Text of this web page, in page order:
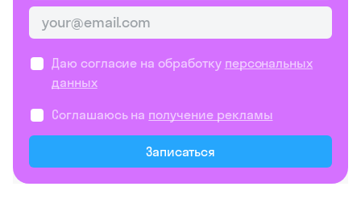
Даю согласие на обработку персональных
данных
Соглашаюсь на получение рекламы
Записаться